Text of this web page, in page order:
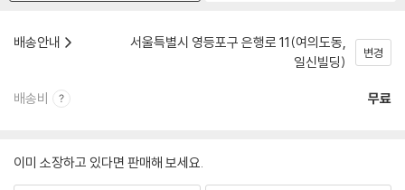
배송안내
서울특별시 영등포구 은행로 11(여의도동,
일신빌딩)
변경
배송비 무료
이미 소장하고 있다면 판매해 보세요.